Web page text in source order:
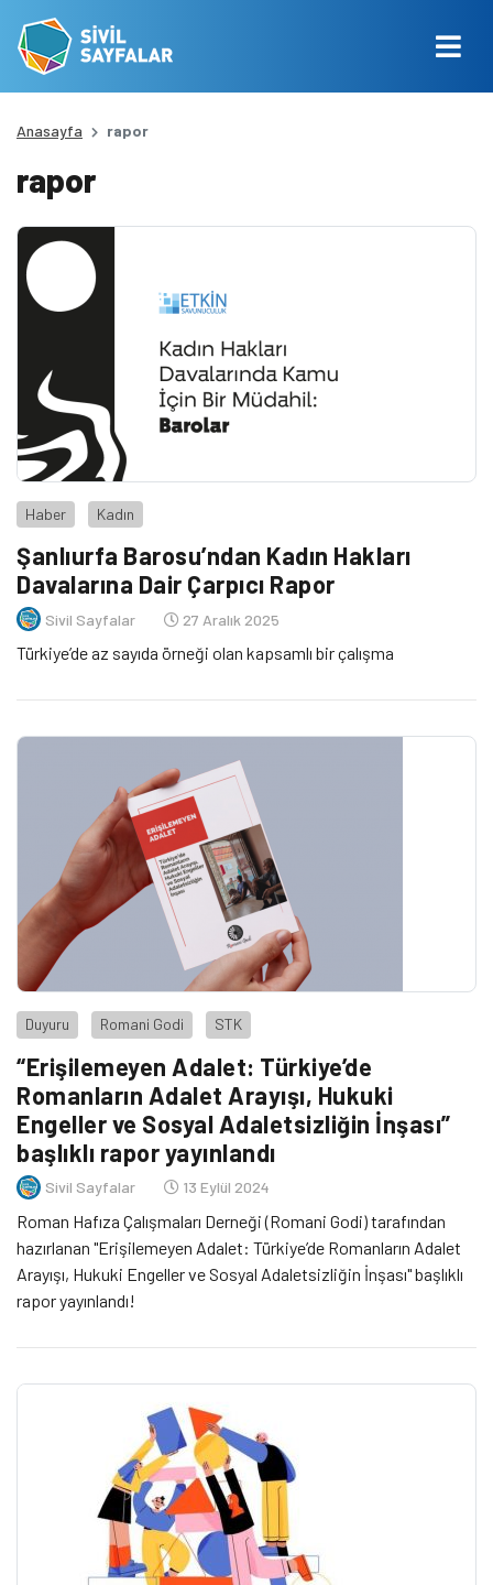
Anasayfa rapor
rapor
Haber Kadın
Şanlıurfa Barosu’ndan Kadın Hakları
Davalarına Dair Çarpıcı Rapor
Sivil Sayfalar 27 Aralık 2025
Türkiye’de az sayıda örneği olan kapsamlı bir çalışma
Duyuru Romani Godi STK
“Erişilemeyen Adalet: Türkiye’de
Romanların Adalet Arayışı, Hukuki
Engeller ve Sosyal Adaletsizliğin İnşası”
başlıklı rapor yayınlandı
Sivil Sayfalar 13 Eylül 2024
Roman Hafıza Çalışmaları Derneği (Romani Godi) tarafından
hazırlanan "Erişilemeyen Adalet: Türkiye’de Romanların Adalet
Arayışı, Hukuki Engeller ve Sosyal Adaletsizliğin İnşası" başlıklı
rapor yayınlandı!